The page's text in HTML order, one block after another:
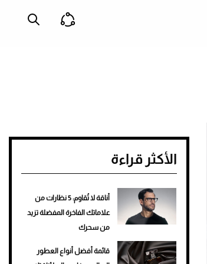
الأكثر قراءة
أناقة لا تُقاوم: 5 نظارات من
علاماتك الفاخرة المفضلة تزيد
من سحرك
قائمة أفضل أنواع العطور